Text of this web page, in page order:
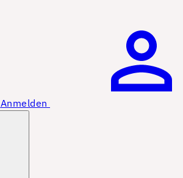
Anmelden